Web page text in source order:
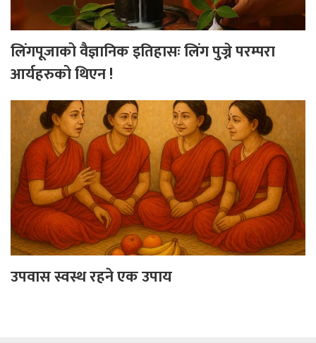
लिंगपूजाको वैज्ञानिक इतिहासः लिंग पुज्ने परम्परा
आर्यहरुको थिएन !
उपवास स्वस्थ रहने एक उपाय